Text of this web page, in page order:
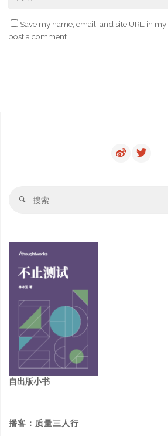
Save my name, email, and site URL in
post a comment.
搜
自出版小书
播客：质量三人行